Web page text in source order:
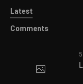
Latest
Comments